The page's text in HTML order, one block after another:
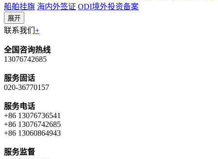
船舶挂旗 海内外签证 ODI境外投资备案
展开
联系我们 +
全国咨询热线
13076742685
服务固话
020-36770157
服务电话
+86 13076736541
+86 13076742685
+86 13060864943
服务监督